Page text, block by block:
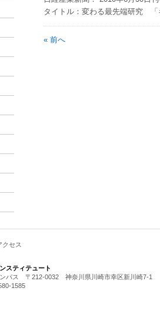
タイトル：変わる最先端研究 「
« 前へ
クセス
スティテュート
パス 〒212-0032 神奈川県川崎市幸区新川崎7-1
1585